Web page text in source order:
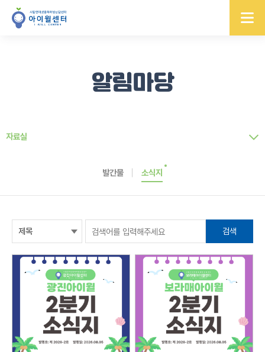
알림마당
자료실
발간물 소식지
검색